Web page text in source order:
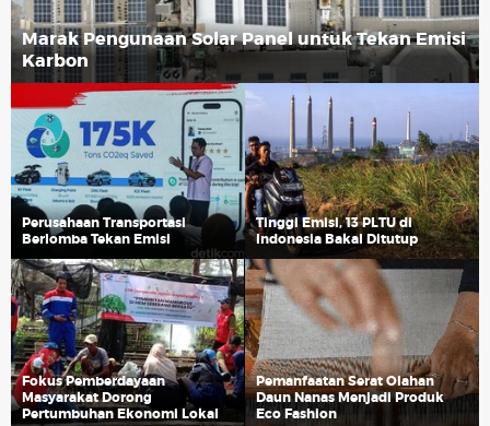
Marak Pengunaan Solar Panel untuk Tekan Emisi
Karbon
Perusahaan Transportasi
Berlomba Tekan Emisi
Tinggi Emisi, 13 PLTU di
Indonesia Bakal Ditutup
Fokus Pemberdayaan
Masyarakat Dorong
Pertumbuhan Ekonomi Lokal
Pemanfaatan Serat Olahan
Daun Nanas Menjadi Produk
Eco Fashion